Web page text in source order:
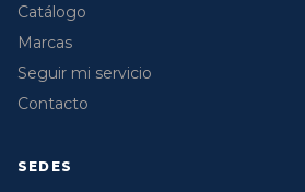
Catálogo
Marcas
Seguir mi servicio
Contacto
SEDES